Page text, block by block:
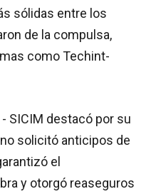
sólidas entre los
de la compulsa,
como Techint-
SICIM destacó por su
solicitó anticipos de
el
y otorgó reaseguros